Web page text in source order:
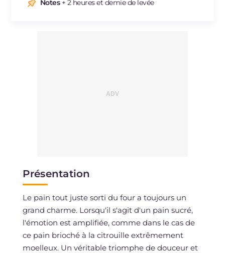
Notes+ 2 heures et demie de levée
Présentation
Le pain tout juste sorti du four a toujours un
grand charme. Lorsqu'il s'agit d'un pain sucré,
l'émotion est amplifiée, comme dans le cas de
ce pain brioché à la citrouille extrêmement
moelleux. Un véritable triomphe de douceur et